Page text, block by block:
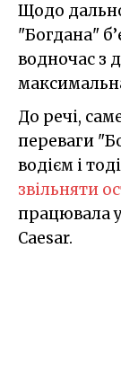
Щодо
"Богдана"
водночас з
До речі,
переваги
водієм і
звільняти
працювала
Caesar.